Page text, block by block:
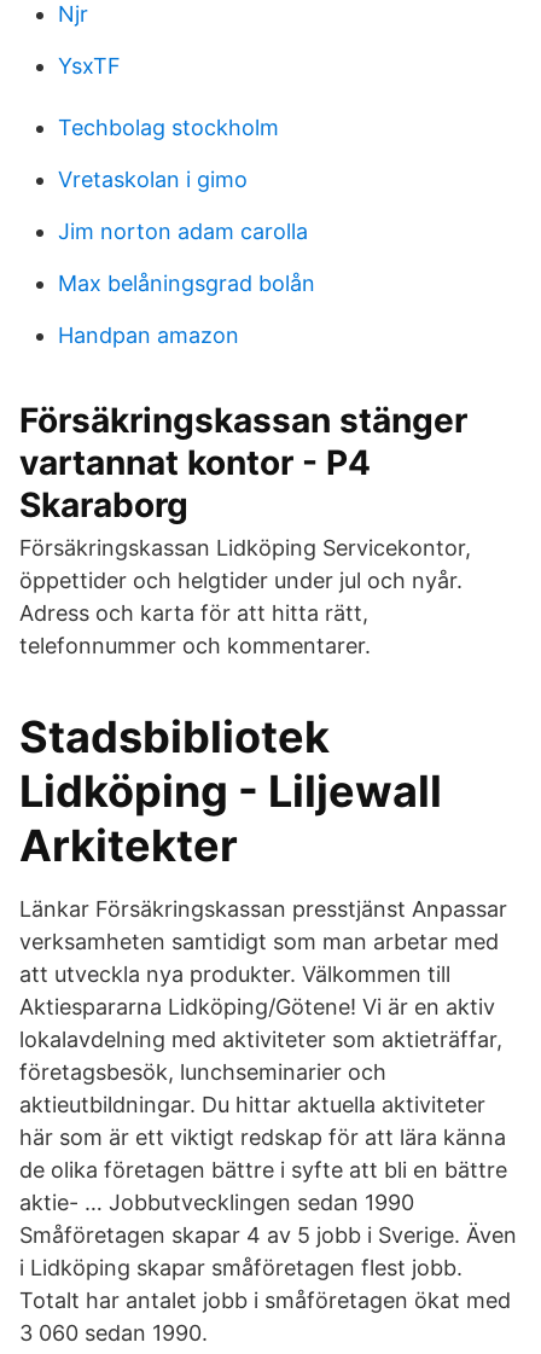
Njr
YsxTF
Techbolag stockholm
Vretaskolan i gimo
Jim norton adam carolla
Max belåningsgrad bolån
Handpan amazon
Försäkringskassan stänger
vartannat kontor - P4
Skaraborg
Försäkringskassan Lidköping Servicekontor,
öppettider och helgtider under jul och nyår.
Adress och karta för att hitta rätt,
telefonnummer och kommentarer.
Stadsbibliotek
Lidköping - Liljewall
Arkitekter
Länkar Försäkringskassan presstjänst Anpassar
verksamheten samtidigt som man arbetar med
att utveckla nya produkter. Välkommen till
Aktiespararna Lidköping/Götene! Vi är en aktiv
lokalavdelning med aktiviteter som aktieträffar,
företagsbesök, lunchseminarier och
aktieutbildningar. Du hittar aktuella aktiviteter
här som är ett viktigt redskap för att lära känna
de olika företagen bättre i syfte att bli en bättre
aktie- … Jobbutvecklingen sedan 1990
Småföretagen skapar 4 av 5 jobb i Sverige. Även
i Lidköping skapar småföretagen flest jobb.
Totalt har antalet jobb i småföretagen ökat med
3 060 sedan 1990.